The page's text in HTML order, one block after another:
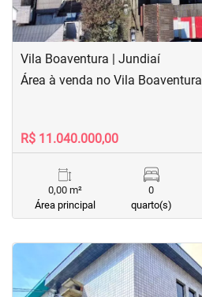
Vila Boaventura | Jundiaí
Área à venda no Vila Boaventura
R$ 11.040.000,00
0,00 m²
Área principal
0
quarto(s)
<